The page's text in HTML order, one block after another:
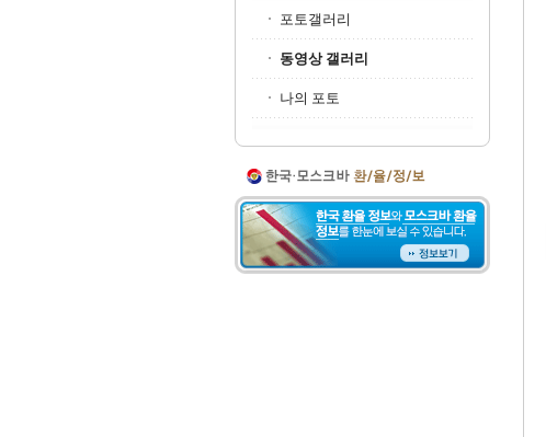
포토갤러리
동영상 갤러리
나의 포토